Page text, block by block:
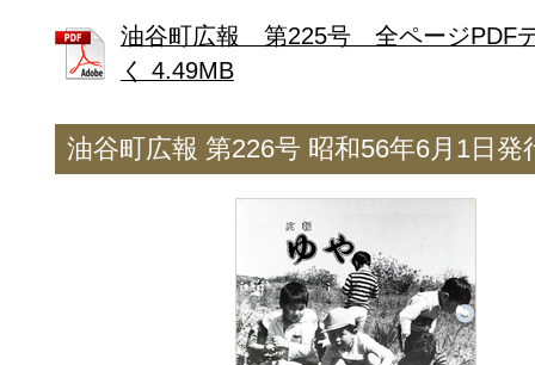
油谷町広報 第225号 全ページPDF
く 4.49MB
油谷町広報 第226号 昭和56年6月1日発